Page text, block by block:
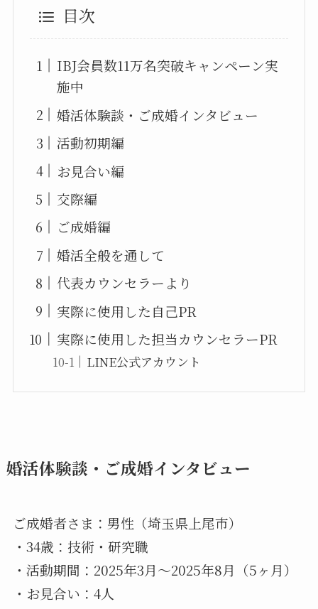
目次
IBJ会員数11万名突破キャンペーン実
施中
婚活体験談・ご成婚インタビュー
活動初期編
お見合い編
交際編
ご成婚編
婚活全般を通して
代表カウンセラーより
実際に使用した自己PR
実際に使用した担当カウンセラーPR
LINE公式アカウント
婚活体験談・ご成婚インタビュー
ご成婚者さま：男性（埼玉県上尾市）
・34歳：技術・研究職
・活動期間：2025年3月〜2025年8月（5ヶ月）
・お見合い：4人